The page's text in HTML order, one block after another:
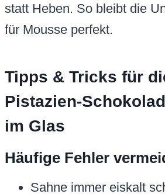
statt Heben. So bleibt die
für Mousse perfekt.
Tipps & Tricks für
Pistazien-
im Glas
Häufige Fehler
Sahne immer eiskalt